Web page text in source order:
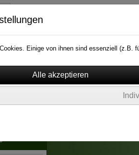
Einige von ihnen sind essenziell (z.B.